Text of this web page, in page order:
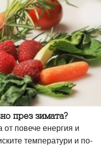
през зимата?
повече енергия и
температури и по-